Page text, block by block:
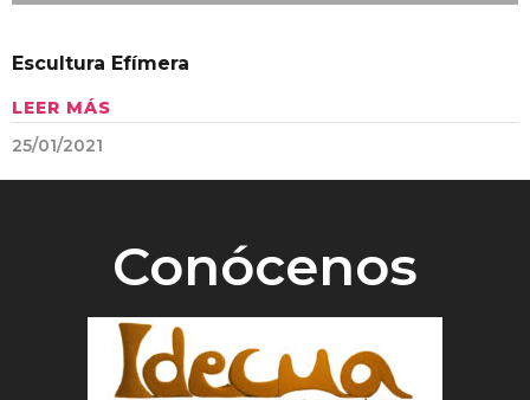
Escultura Efímera
LEER MÁS
25/01/2021
Conócenos